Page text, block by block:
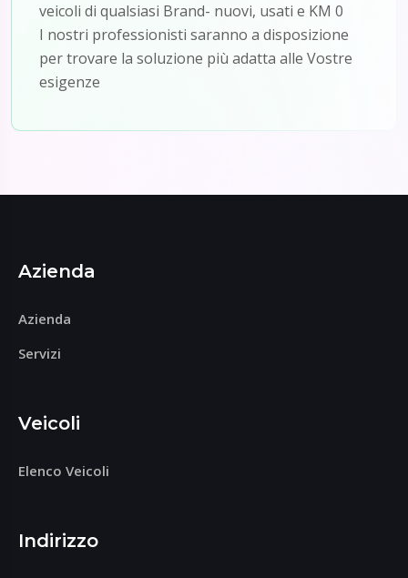
veicoli di qualsiasi Brand- nuovi, usati e KM 0
I nostri professionisti saranno a disposizione
per trovare la soluzione più adatta alle Vostre
esigenze
Azienda
Azienda
Servizi
Veicoli
Elenco Veicoli
Indirizzo